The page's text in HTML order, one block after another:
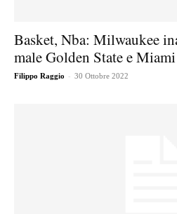
Basket, Nba: Milwaukee
male Golden State e Miami
Filippo Raggio - 30 Ottobre 2022